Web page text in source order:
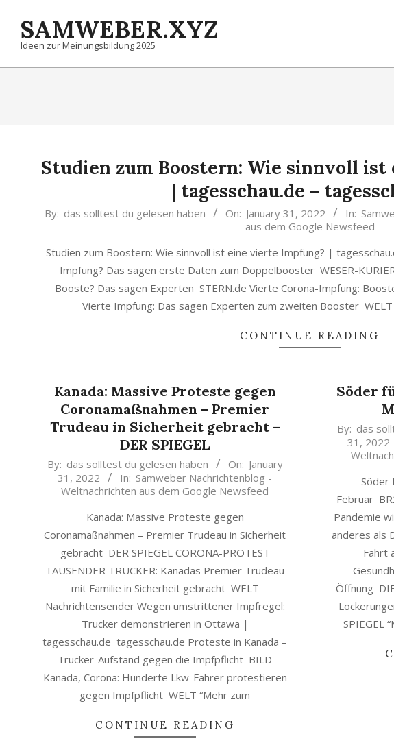
contentSAMWEBER.XYZ
Ideen zur Meinungsbildung 2025
Studien zum Boostern: Wie sinnvoll
| tagesschau.de –
2022-
31
By: das solltest du gelesen haben On: January 31, 2022 In:
aus dem Google Newsfeed
Studien zum Boostern: Wie sinnvoll ist eine vierte Impfung? |
Impfung? Das sagen erste Daten zum Doppelbooster WESER-
Booste? Das sagen Experten STERN.de Vierte Corona-Impfung:
Vierte Impfung: Das sagen Experten zum zweiten Booster WELT
CONTINUE READING
Kanada: Massive Proteste gegen
Coronamaßnahmen – Premier
Trudeau in Sicherheit gebracht –
DER SPIEGEL
2022-
By: das solltest du gelesen haben On: January
31, 2022
In: Samweber Nachrichtenblog -
Weltnachrichten aus dem Google Newsfeed
Kanada: Massive Proteste gegen
Coronamaßnahmen – Premier Trudeau in Sicherheit
gebracht DER SPIEGEL CORONA-PROTEST
TAUSENDER TRUCKER: Kanadas Premier Trudeau
mit Familie in Sicherheit gebracht WELT
Nachrichtensender Wegen umstrittener Impfregel:
Trucker demonstrieren in Ottawa |
tagesschau.de tagesschau.de Proteste in Kanada –
Trucker-Aufstand gegen die Impfpflicht BILD
Kanada, Corona: Hunderte Lkw-Fahrer protestieren
gegen Impfpflicht WELT “Mehr zum
CONTINUE READING
Söder
2022-
By: das
31, 2022
Söder
Februar
Pandemie
anderes als
Fahrt
Öffnung
SPIEGEL